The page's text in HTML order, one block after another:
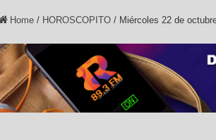
Home / HOROSCOPITO / Miércoles 22 de